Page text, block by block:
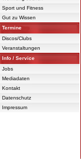
Sport und Fitness
Gut zu Wissen
Termine
Discos/Clubs
Veranstaltungen
Info / Service
Jobs
Mediadaten
Kontakt
Datenschutz
Impressum